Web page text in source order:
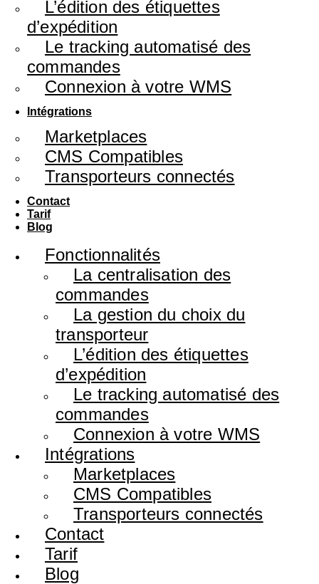
L’édition des étiquettes
d’expédition
Le tracking automatisé des
commandes
Connexion à votre WMS
Intégrations
Marketplaces
CMS Compatibles
Transporteurs connectés
Contact
Tarif
Blog
Fonctionnalités
La centralisation des
commandes
La gestion du choix du
transporteur
L’édition des étiquettes
d’expédition
Le tracking automatisé des
commandes
Connexion à votre WMS
Intégrations
Marketplaces
CMS Compatibles
Transporteurs connectés
Contact
Tarif
Blog